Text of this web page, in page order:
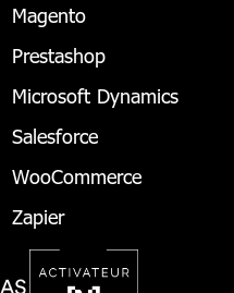
Magento
Prestashop
Microsoft Dynamics
Salesforce
WooCommerce
Zapier